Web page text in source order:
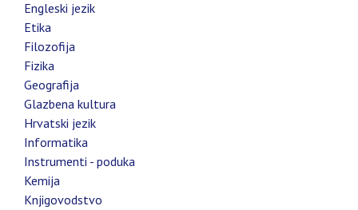
Engleski jezik
Etika
Filozofija
Fizika
Geografija
Glazbena kultura
Hrvatski jezik
Informatika
Instrumenti - poduka
Kemija
Knjigovodstvo